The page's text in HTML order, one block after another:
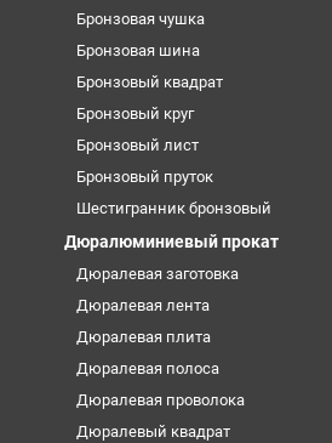
Бронзовая чушка
Бронзовая шина
Бронзовый квадрат
Бронзовый круг
Бронзовый лист
Бронзовый пруток
Шестигранник бронзовый
Дюралюминиевый прокат
Дюралевая заготовка
Дюралевая лента
Дюралевая плита
Дюралевая полоса
Дюралевая проволока
Дюралевый квадрат